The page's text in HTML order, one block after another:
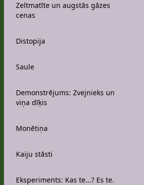
Zeltmatīte un augstās gāzes
cenas
Distopija
Saule
Demonstrējums: Zvejnieks un
viņa dīķis
Monētiņa
Kaiju stāsti
Eksperiments: Kas te...? Es te.